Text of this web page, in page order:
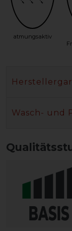
atmungsaktiv
Wasch- und